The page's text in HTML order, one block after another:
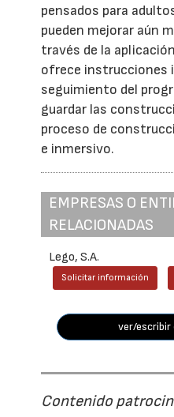
pensados para
pueden mejorar aún
través de la
ofrece instrucciones
seguimiento del
guardar las
proceso de
e inmersivo.
EMPRESAS O
RELACIONADAS
Lego, S.A.
Solicitar información
ver/
Contenido